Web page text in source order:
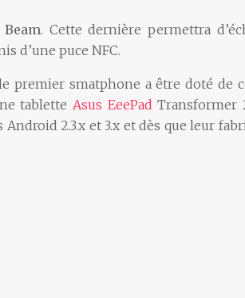
. Cette dernière permettra
d’une puce NFC.
premier smatphone a être doté de
tablette Asus EeePad Transformer
2.3.x et 3.x et dès que leur